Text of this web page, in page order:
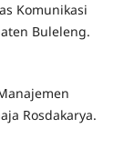
Komunikasi
Buleleng.
Rosdakarya.